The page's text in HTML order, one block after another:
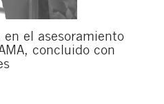
el asesoramiento
concluido con